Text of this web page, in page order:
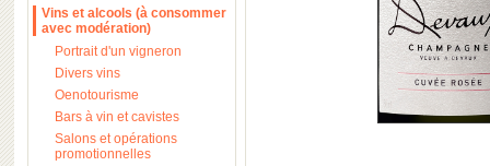
Vins et alcools (à consommer
avec modération)
Portrait d'un vigneron
Divers vins
Oenotourisme
Bars à vin et cavistes
Salons et opérations
promotionnelles